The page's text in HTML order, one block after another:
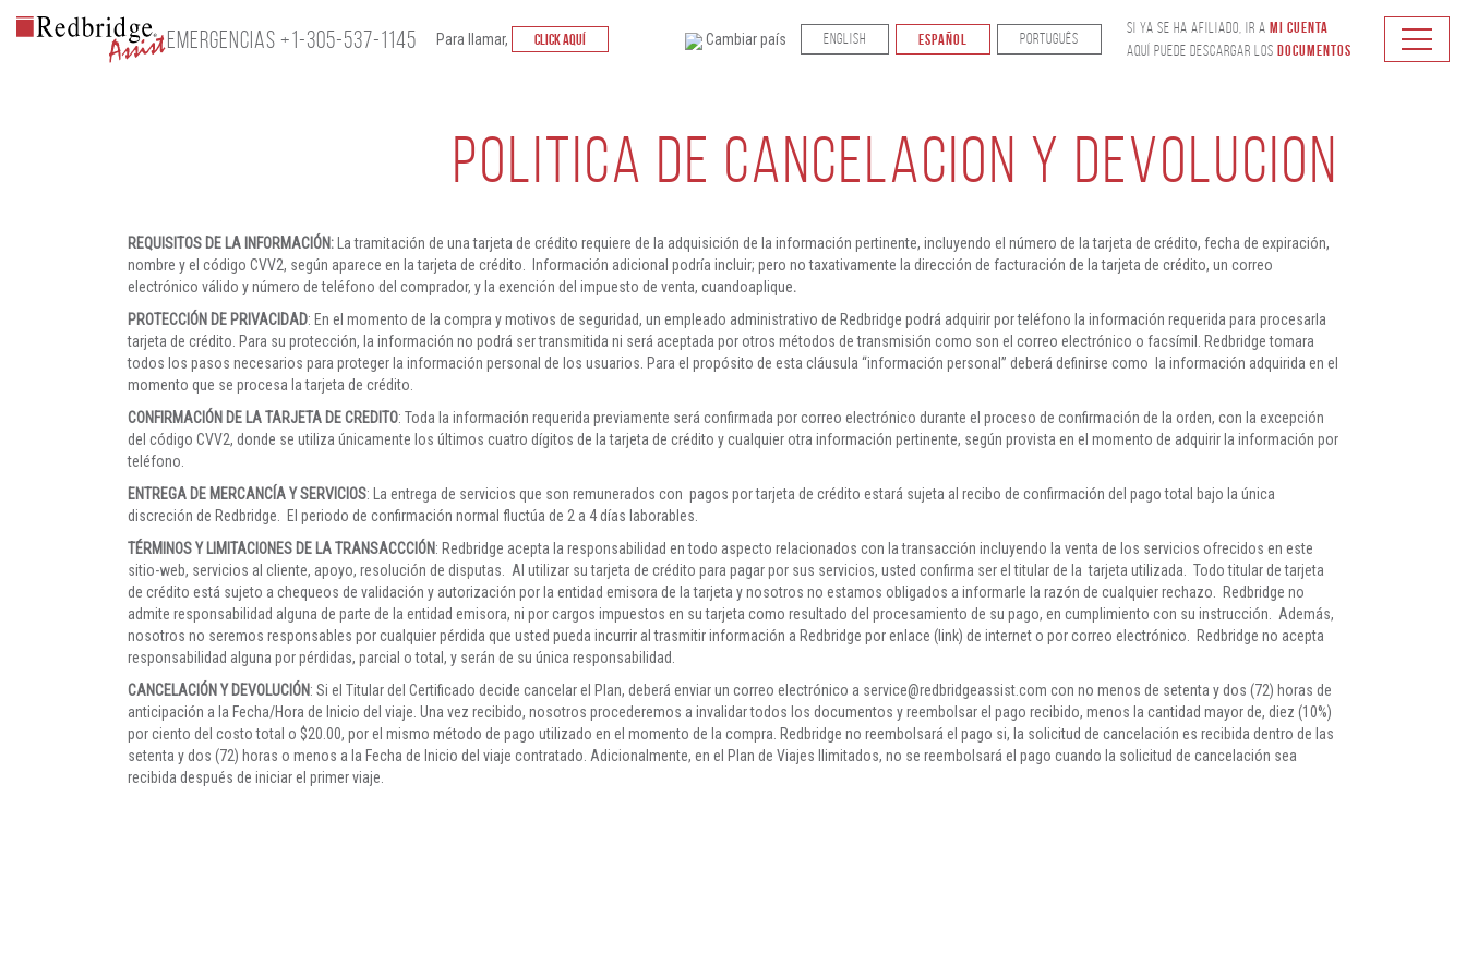
EMERGENCIAS +1-305-537-1145 Para llamar, CLICK AQUÍ Cambiar país ENGLISH ESPAÑOL PORTUGUÊS
Si ya se ha afiliado, ir a Mi Cuenta
Aquí puede descargar los Documentos
POLITICA DE CANCELACION Y DEVOLUCION
REQUISITOS DE LA INFORMACIÓN:
La tramitación de una tarjeta de crédito requiere de la adquisición de la información pertinente, incluyendo el número de la tarjeta de crédito, fecha de expiración,
nombre y el código CVV2, según aparece en la tarjeta de crédito. Información adicional podría incluir; pero no taxativamente la dirección de facturación de la tarjeta de crédito, un correo
electrónico válido y número de teléfono del comprador, y la exención del impuesto de venta, cuandoaplique.
PROTECCIÓN DE PRIVACIDAD: En el momento de la compra y motivos de seguridad, un empleado administrativo de Redbridge podrá adquirir por teléfono la información requerida para procesarla
tarjeta de crédito. Para su protección, la información no podrá ser transmitida ni será aceptada por otros métodos de transmisión como son el correo electrónico o facsímil. Redbridge tomara
todos los pasos necesarios para proteger la información personal de los usuarios. Para el propósito de esta cláusula “información personal” deberá definirse como la información adquirida en el
momento que se procesa la tarjeta de crédito.
CONFIRMACIÓN DE LA TARJETA DE CREDITO: Toda la información requerida previamente será confirmada por correo electrónico durante el proceso de confirmación de la orden, con la excepción
del código CVV2, donde se utiliza únicamente los últimos cuatro dígitos de la tarjeta de crédito y cualquier otra información pertinente, según provista en el momento de adquirir la información por
teléfono.
ENTREGA DE MERCANCÍA Y SERVICIOS: La entrega de servicios que son remunerados con pagos por tarjeta de crédito estará sujeta al recibo de confirmación del pago total bajo la única
discreción de Redbridge. El periodo de confirmación normal fluctúa de 2 a 4 días laborables.
TÉRMINOS Y LIMITACIONES DE LA TRANSACCCIÓN: Redbridge acepta la responsabilidad en todo aspecto relacionados con la transacción incluyendo la venta de los servicios ofrecidos en este
sitio-web, servicios al cliente, apoyo, resolución de disputas. Al utilizar su tarjeta de crédito para pagar por sus servicios, usted confirma ser el titular de la tarjeta utilizada. Todo titular de tarjeta
de crédito está sujeto a chequeos de validación y autorización por la entidad emisora de la tarjeta y nosotros no estamos obligados a informarle la razón de cualquier rechazo. Redbridge no
admite responsabilidad alguna de parte de la entidad emisora, ni por cargos impuestos en su tarjeta como resultado del procesamiento de su pago, en cumplimiento con su instrucción. Además,
nosotros no seremos responsables por cualquier pérdida que usted pueda incurrir al trasmitir información a Redbridge por enlace (link) de internet o por correo electrónico. Redbridge no acepta
responsabilidad alguna por pérdidas, parcial o total, y serán de su única responsabilidad.
CANCELACIÓN Y DEVOLUCIÓN: Si el Titular del Certificado decide cancelar el Plan, deberá enviar un correo electrónico a service@redbridgeassist.com con no menos de setenta y dos (72) horas de
anticipación a la Fecha/Hora de Inicio del viaje. Una vez recibido, nosotros procederemos a invalidar todos los documentos y reembolsar el pago recibido, menos la cantidad mayor de, diez (10%)
por ciento del costo total o $20.00, por el mismo método de pago utilizado en el momento de la compra. Redbridge no reembolsará el pago si, la solicitud de cancelación es recibida dentro de las
setenta y dos (72) horas o menos a la Fecha de Inicio del viaje contratado. Adicionalmente, en el Plan de Viajes Ilimitados, no se reembolsará el pago cuando la solicitud de cancelación sea
recibida después de iniciar el primer viaje.